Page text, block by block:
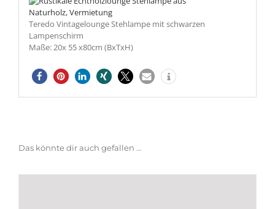
Teredo Vintagelounge Stehlampe mit schwarzen
Lampenschirm
Maße: 20x 55 x80cm (BxTxH)
Das könnte dir auch gefallen …